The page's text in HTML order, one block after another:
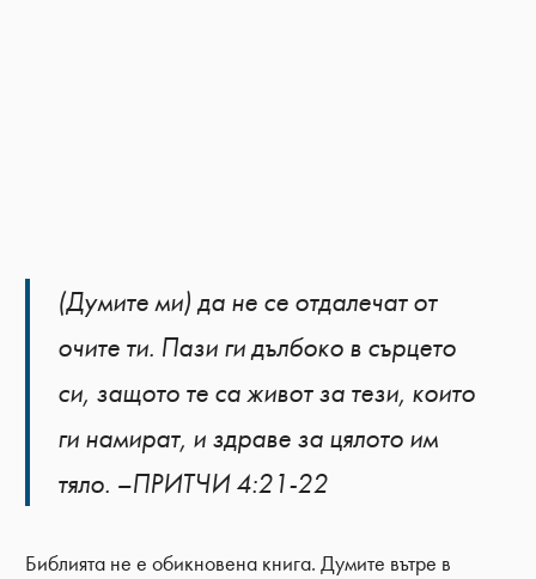
(Думите ми) да не се отдалечат от
очите ти. Пази ги дълбоко в сърцето
си, защото те са живот за тези, които
ги намират, и здраве за цялото им
тяло. –ПРИТЧИ 4:21-22
Библията не е обикновена книга. Думите вътре в